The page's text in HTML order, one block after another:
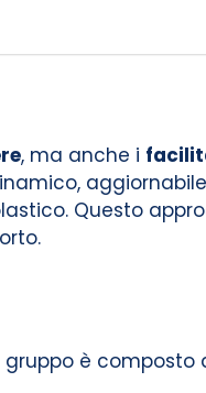
, ma anche i
Questo
gruppo è composto